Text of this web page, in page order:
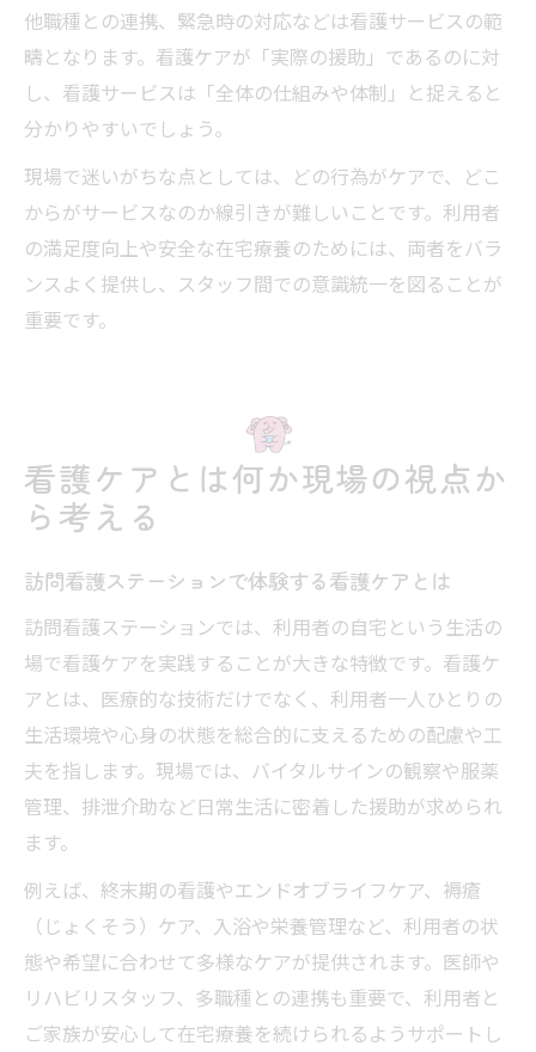
他職種との連携、緊急時の対応などは看護サービスの範
疇となります。看護ケアが「実際の援助」であるのに対
し、看護サービスは「全体の仕組みや体制」と捉えると
分かりやすいでしょう。
現場で迷いがちな点としては、どの行為がケアで、どこ
からがサービスなのか線引きが難しいことです。利用者
の満足度向上や安全な在宅療養のためには、両者をバラ
ンスよく提供し、スタッフ間での意識統一を図ることが
重要です。
看護ケアとは何か現場の視点か
ら考える
訪問看護ステーションで体験する看護ケアとは
訪問看護ステーションでは、利用者の自宅という生活の
場で看護ケアを実践することが大きな特徴です。看護ケ
アとは、医療的な技術だけでなく、利用者一人ひとりの
生活環境や心身の状態を総合的に支えるための配慮や工
夫を指します。現場では、バイタルサインの観察や服薬
管理、排泄介助など日常生活に密着した援助が求められ
ます。
例えば、終末期の看護やエンドオブライフケア、褥瘡
（じょくそう）ケア、入浴や栄養管理など、利用者の状
態や希望に合わせて多様なケアが提供されます。医師や
リハビリスタッフ、多職種との連携も重要で、利用者と
ご家族が安心して在宅療養を続けられるようサポートし